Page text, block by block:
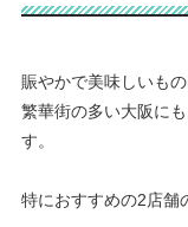
賑やかで美味しいも
繁華街の多い大阪に
す。
特におすすめの2店舗